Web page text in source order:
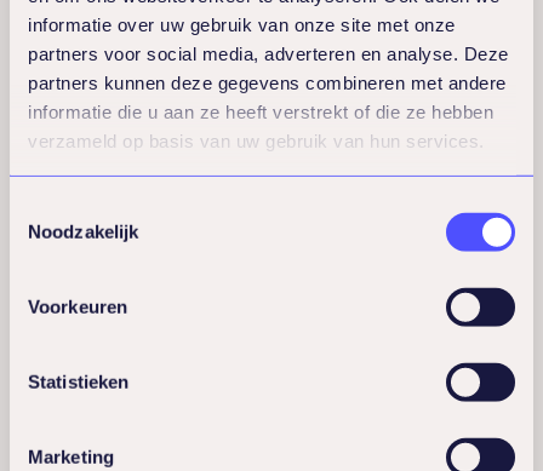
informatie over uw gebruik van onze site met onze
partners voor social media, adverteren en analyse. Deze
partners kunnen deze gegevens combineren met andere
informatie die u aan ze heeft verstrekt of die ze hebben
verzameld op basis van uw gebruik van hun services.
Noodzakelijk
Voorkeuren
Statistieken
Marketing